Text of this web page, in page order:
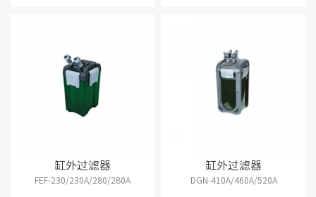
缸外过滤器
FEF-230/230A/280/280A
缸外过滤器
DGN-410A/460A/520A